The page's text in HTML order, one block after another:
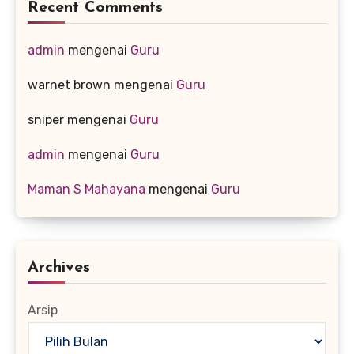
Recent Comments
admin mengenai Guru
warnet brown mengenai Guru
sniper mengenai Guru
admin mengenai Guru
Maman S Mahayana mengenai Guru
Archives
Arsip